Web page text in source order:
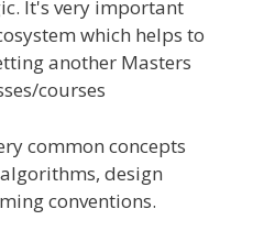
It's very important
which helps to
another Masters
courses
common concepts
design
conventions.